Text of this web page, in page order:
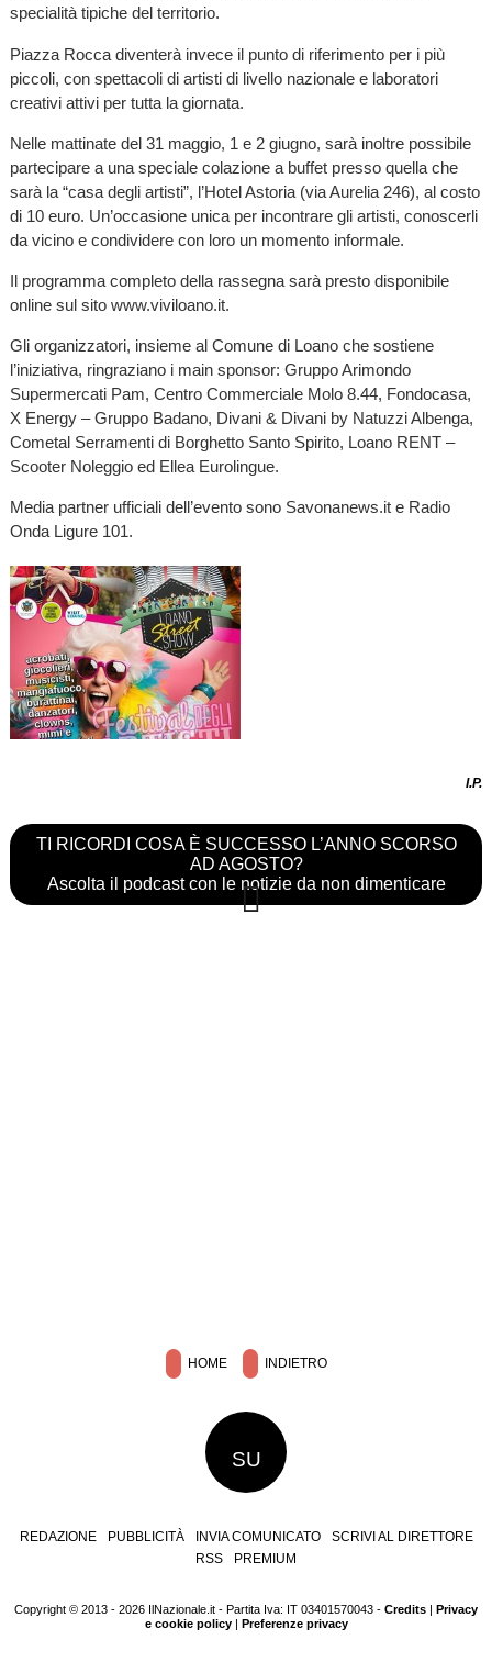
specialità tipiche del territorio.
Piazza Rocca diventerà invece il punto di riferimento per i più
piccoli, con spettacoli di artisti di livello nazionale e laboratori
creativi attivi per tutta la giornata.
Nelle mattinate del 31 maggio, 1 e 2 giugno, sarà inoltre possibile
partecipare a una speciale colazione a buffet presso quella che
sarà la “casa degli artisti”, l’Hotel Astoria (via Aurelia 246), al costo
di 10 euro. Un’occasione unica per incontrare gli artisti, conoscerli
da vicino e condividere con loro un momento informale.
Il programma completo della rassegna sarà presto disponibile
online sul sito www.viviloano.it.
Gli organizzatori, insieme al Comune di Loano che sostiene
l’iniziativa, ringraziano i main sponsor: Gruppo Arimondo
Supermercati Pam, Centro Commerciale Molo 8.44, Fondocasa,
X Energy – Gruppo Badano, Divani & Divani by Natuzzi Albenga,
Cometal Serramenti di Borghetto Santo Spirito, Loano RENT –
Scooter Noleggio ed Ellea Eurolingue.
Media partner ufficiali dell’evento sono Savonanews.it e Radio
Onda Ligure 101.
I.P.
TI RICORDI COSA È SUCCESSO L’ANNO SCORSO
AD AGOSTO?
Ascolta il podcast con le notizie da non dimenticare
HOME INDIETRO
SU
REDAZIONE PUBBLICITÀ INVIA COMUNICATO
SCRIVI AL DIRETTORE
RSS
PREMIUM
Copyright © 2013 - 2026 IlNazionale.it - Partita Iva: IT 03401570043 - Credits | Privacy
e cookie policy| Preferenze privacy